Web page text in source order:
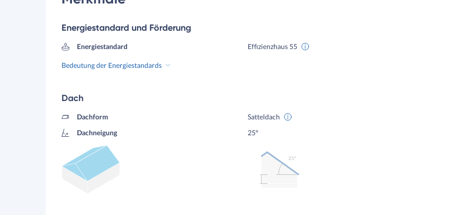
Energiestandard und Förderung
Energiestandard Effizienzhaus 55
Bedeutung der Energiestandards
Dach
Dachform
Satteldach
Dachneigung
25°
25º